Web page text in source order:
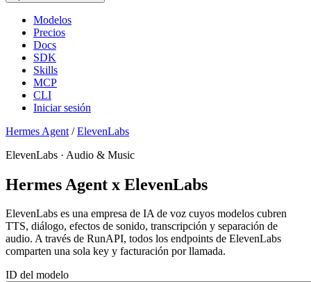
Modelos
Precios
Docs
SDK
Skills
MCP
CLI
Iniciar sesión
Hermes Agent /ElevenLabs
ElevenLabs · Audio & Music
Hermes Agent x ElevenLabs
ElevenLabs es una empresa de IA de voz cuyos modelos cubren
TTS, diálogo, efectos de sonido, transcripción y separación de
audio. A través de RunAPI, todos los endpoints de ElevenLabs
comparten una sola key y facturación por llamada.
ID del modelo